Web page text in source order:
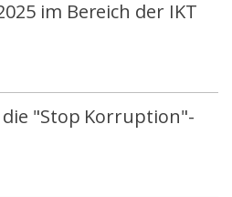
im Bereich der IKT
"Stop Korruption"-